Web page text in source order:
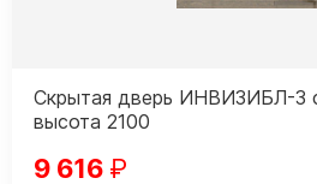
Скрытая дверь ИНВИЗИБЛ-3
высота 2100
9 616 ₽